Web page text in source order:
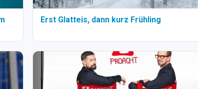
Erst Glatteis, dann kurz Frühling